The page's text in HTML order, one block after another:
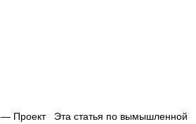
— Проект Эта статья по вымышленной